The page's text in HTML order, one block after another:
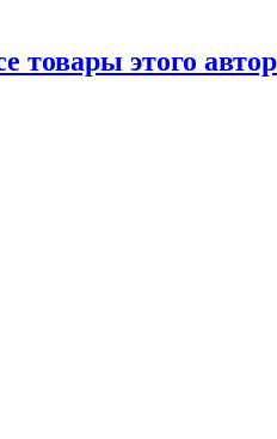
товары этого